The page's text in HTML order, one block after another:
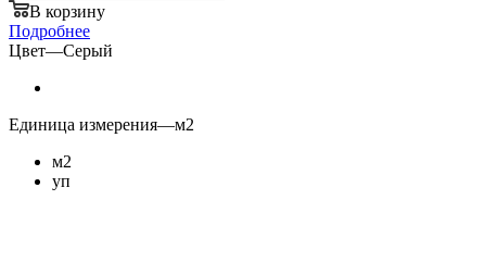
В корзину
Подробнее
Цвет—Серый
Единица измерения—м2
м2
уп